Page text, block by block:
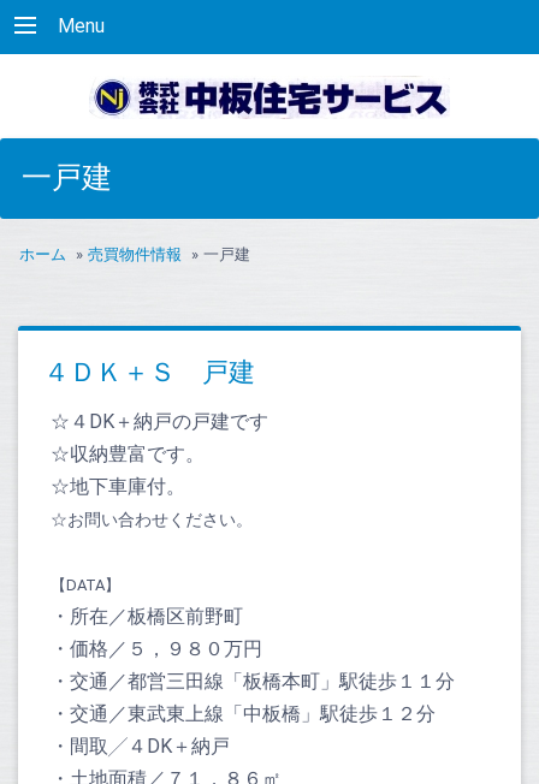
Menu
一戸建
ホーム » 売買物件情報 » 一戸建
４ＤＫ＋Ｓ 戸建
☆４ DK＋納戸の戸建です
☆収納豊富です。
☆地下車庫付。
☆お問い合わせください。
【DATA】
・所在／板橋区前野町
・価格／５，９８０万円
・交通／都営三田線「板橋本町」駅徒歩１１分
・交通／東武東上線「中板橋」駅徒歩１２分
・間取╱４DK＋納戸
・土地面積／７１．８６㎡